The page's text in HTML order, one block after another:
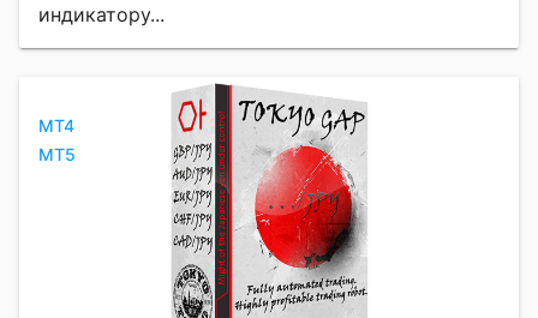
индикатору...
MT4
MT5